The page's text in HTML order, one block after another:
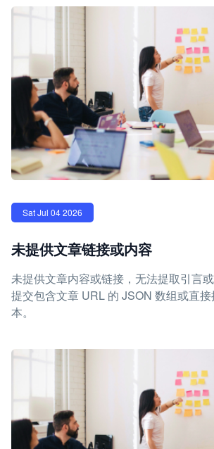
Sat Jul 04 2026
未提供文章链接或内容
未提供文章内容或链接，无法提取引言
提交包含文章 URL 的 JSON 数组或直
本。